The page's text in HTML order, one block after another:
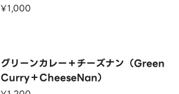
¥1,000
グリーンカレー＋チーズナン（Green
Curry＋CheeseNan）